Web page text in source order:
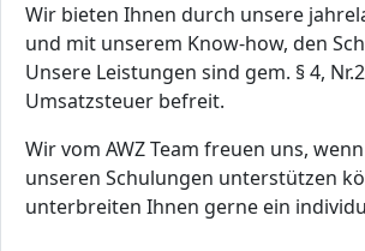
Wir bieten Ihnen durch unsere
und mit unserem Know-how, den
Unsere Leistungen sind gem. § 4,
Umsatzsteuer befreit.
Wir vom AWZ Team freuen uns,
unseren Schulungen unterstützen
unterbreiten Ihnen gerne ein